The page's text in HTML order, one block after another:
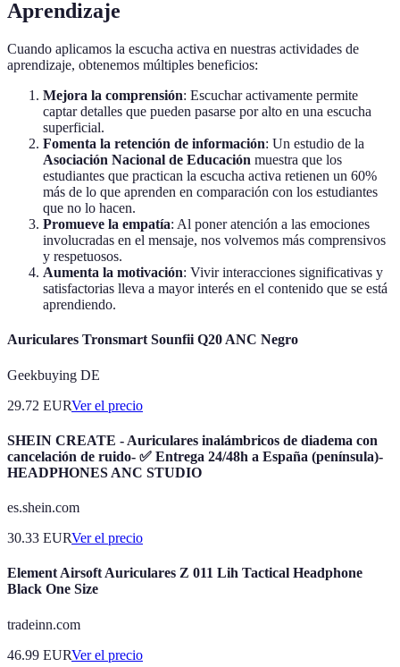
Aprendizaje
Cuando aplicamos la escucha activa en nuestras actividades de
aprendizaje, obtenemos múltiples beneficios:
Mejora la comprensión: Escuchar activamente permite
captar detalles que pueden pasarse por alto en una escucha
superficial.
Fomenta la retención de información: Un estudio de la
Asociación Nacional de Educación muestra que los
estudiantes que practican la escucha activa retienen un 60%
más de lo que aprenden en comparación con los estudiantes
que no lo hacen.
Promueve la empatía: Al poner atención a las emociones
involucradas en el mensaje, nos volvemos más comprensivos
y respetuosos.
Aumenta la motivación: Vivir interacciones significativas y
satisfactorias lleva a mayor interés en el contenido que se está
aprendiendo.
Auriculares Tronsmart Sounfii Q20 ANC Negro
Geekbuying DE
29.72 EURVer el precio
SHEIN CREATE - Auriculares inalámbricos de diadema con
cancelación de ruido- ✅ Entrega 24/48h a España (península)-
HEADPHONES ANC STUDIO
es.shein.com
30.33 EURVer el precio
Element Airsoft Auriculares Z 011 Lih Tactical Headphone
Black One Size
tradeinn.com
46.99 EURVer el precio